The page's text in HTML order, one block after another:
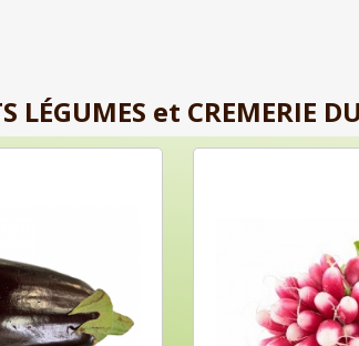
LÉGUMES et CREMERIE